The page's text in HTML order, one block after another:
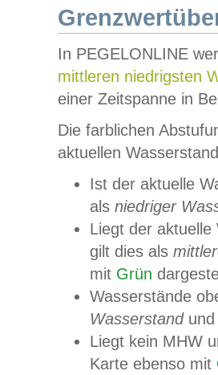
In PEGELONLINE
mittleren niedrigsten
einer Zeitspanne in
Die farblichen
aktuellen
Ist der aktuelle
als niedriger
Liegt der
gilt dies als
mit Grün
Wasserstände
Wasserstandund
Liegt kein MHW
Karte ebenso mit